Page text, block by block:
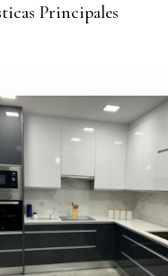
Principales